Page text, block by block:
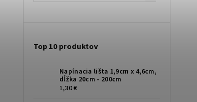
Top 10 produktov
Napínacia lišta 1,9cm x 4,6cm,
dĺžka 20cm - 200cm
1,30 €